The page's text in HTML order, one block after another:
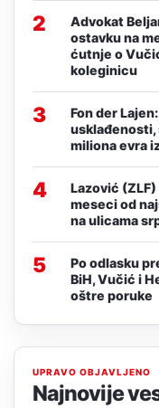
2
Advokat
ostavku na
ćutnje o
koleginicu
3
Fon der
usklađenosti,
miliona evra
4
Lazović
meseci od
na ulicama
5
Po odlasku
BiH, Vučić i
oštre poruke
UPRAVO OBJAVLJENO
Najnovije